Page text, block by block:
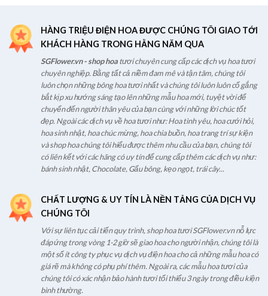
HÀNG TRIỆU ĐIỆN HOA ĐƯỢC CHÚNG TÔI GIAO TỚI
KHÁCH HÀNG TRONG HẰNG NĂM QUA
SGFlower.vn - shop hoatươi chuyên cung cấp các dịch vụ hoa tươi
chuyên nghiệp. Bằng tất cả niềm đam mê và tận tâm, chúng tôi
luôn chọn những bông hoa tươi nhất và chúng tôi luôn luôn cố gắng
bắt kịp xu hướng sáng tạo lên những mẫu hoa mới, tuyệt vời để
chuyển đến người thân yêu của bạn cùng với những lời chúc tốt
đẹp. Ngoài các dịch vụ về hoa tươi như: Hoa tình yêu, hoa cưới hỏi,
hoa sinh nhật, hoa chúc mừng, hoa chia buồn, hoa trang trí sự kiện
và shop hoa chúng tôi hiểu được thêm nhu cầu của bạn, chúng tôi
có liên kết với các hãng có uy tín để cung cấp thêm các dịch vụ như:
bánh sinh nhật, Chocolate, Gấu bông, kẹo ngọt, trái cây...
CHẤT LƯỢNG & UY TÍN LÀ NỀN TẢNG CỦA DỊCH VỤ
CHÚNG TÔI
Với sự liên tục cải tiến quy trình, shop hoa tươi SGFlower.vn nỗ lực
đáp ứng trong vòng 1-2 giờ sẽ giao hoa cho người nhận, chúng tôi là
một số ít công ty phục vụ dịch vụ điện hoa cho cả những mẫu hoa có
giá rẽ mà không có phụ phí thêm. Ngoài ra, các mẫu hoa tươi của
chúng tôi có xác nhận bảo hành tươi tối thiểu 3 ngày trong điều kiện
bình thường.